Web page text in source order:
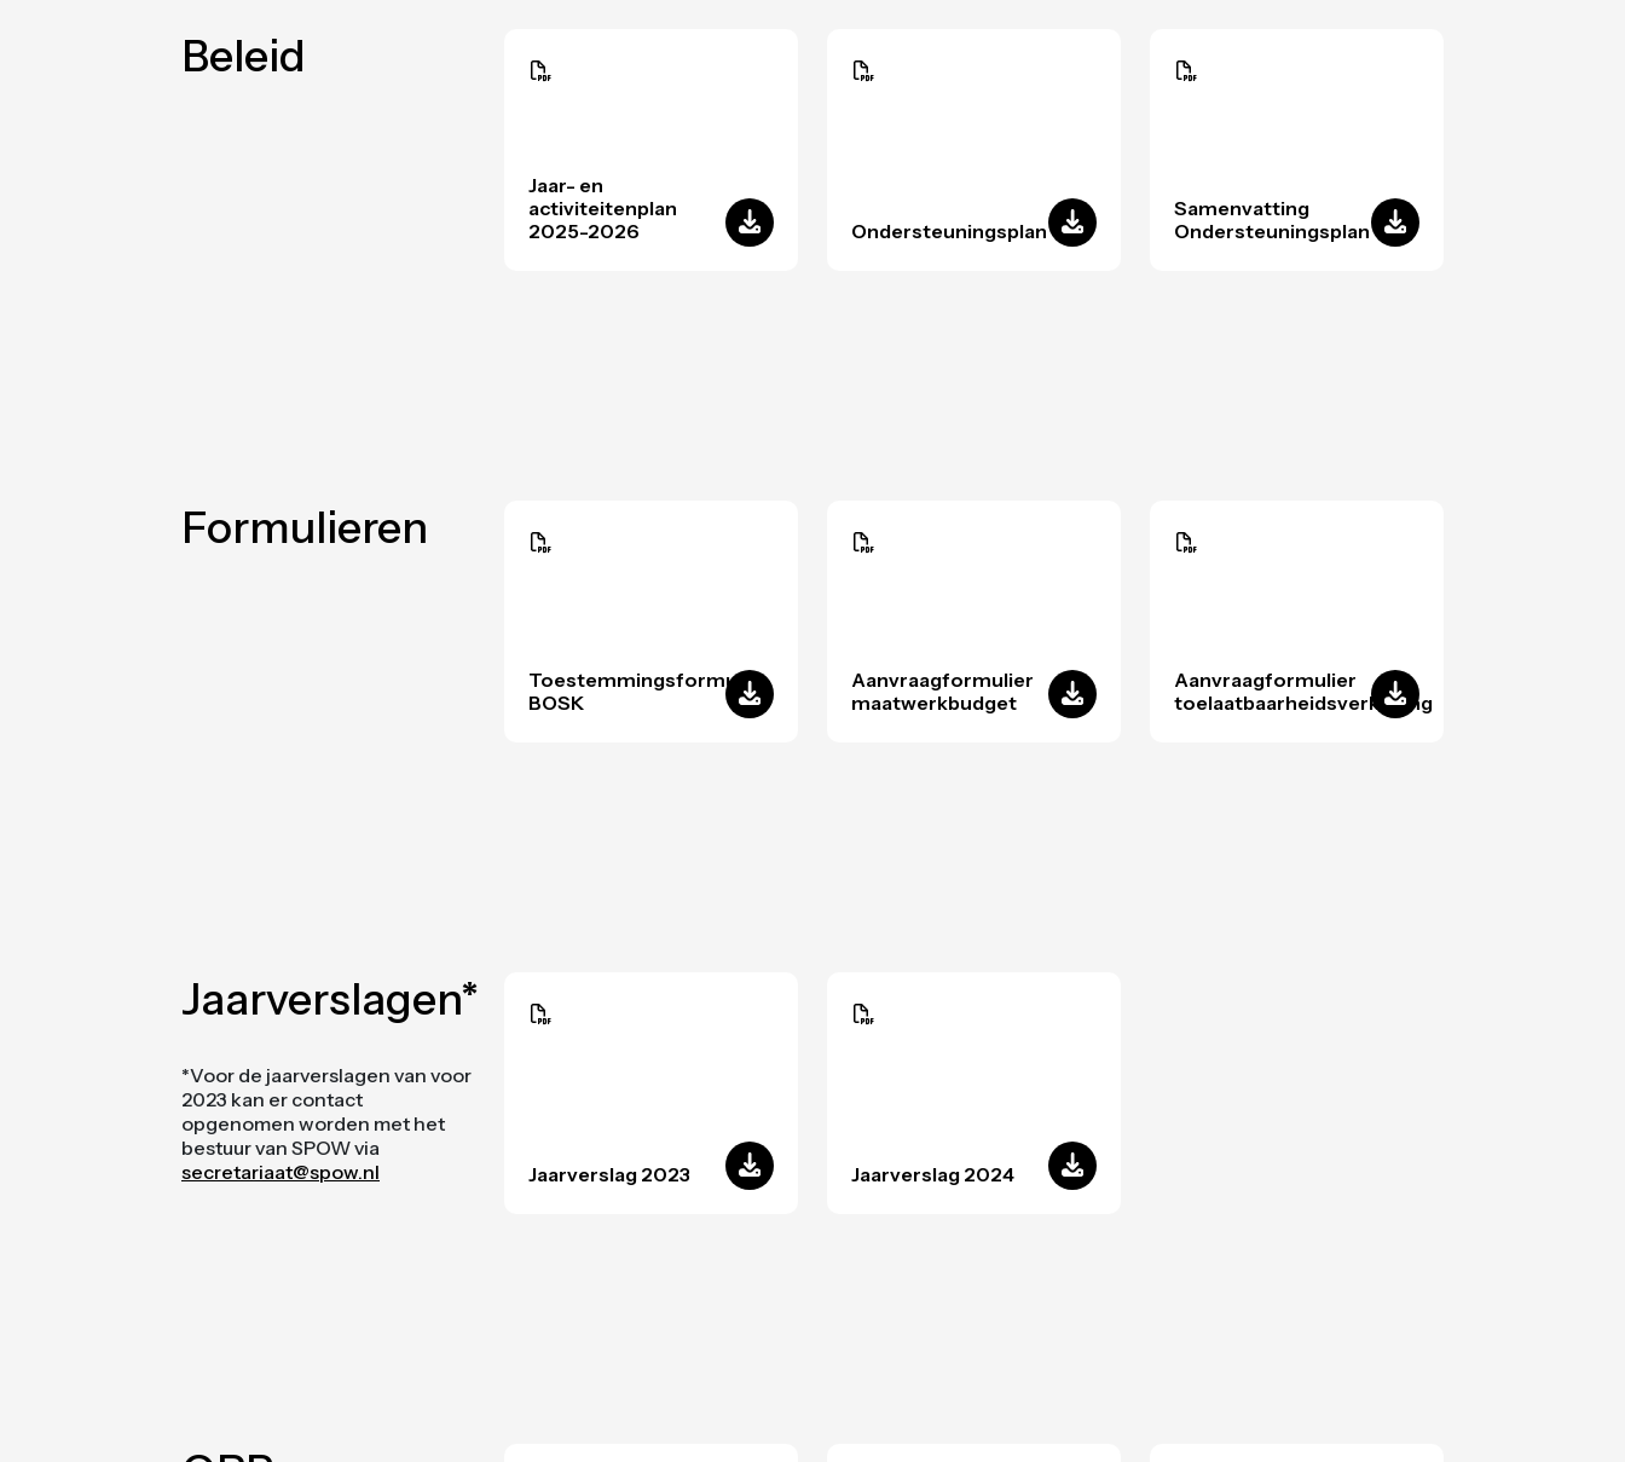
Beleid
Jaar- en
activiteitenplan
2025-2026
Ondersteuningsplan
Samenvatting
Ondersteuningsplan
Formulieren
Toestemmingsformulier
BOSK
Aanvraagformulier
maatwerkbudget
Aanvraagformulier
toelaatbaarheidsverklaring
Jaarverslagen*
*Voor de jaarverslagen van voor
2023 kan er contact
opgenomen worden met het
bestuur van SPOW via
secretariaat@spow.nl
Jaarverslag 2023 Jaarverslag 2024